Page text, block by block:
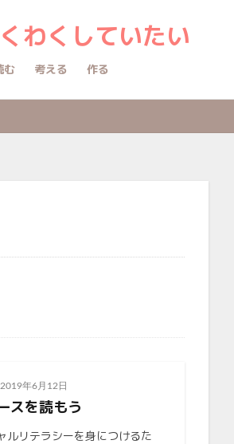
わくしていたい
む 考える 作る
2019年6月12日
スを読もう
ルリテラシーを身につけるた